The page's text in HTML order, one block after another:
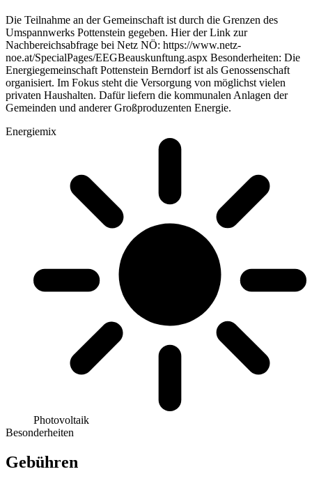
Die Teilnahme an der Gemeinschaft ist durch die Grenzen des
Umspannwerks Pottenstein gegeben. Hier der Link zur
Nachbereichsabfrage bei Netz NÖ: https://www.netz-
noe.at/SpecialPages/EEGBeauskunftung.aspx Besonderheiten: Die
Energiegemeinschaft Pottenstein Berndorf ist als Genossenschaft
organisiert. Im Fokus steht die Versorgung von möglichst vielen
privaten Haushalten. Dafür liefern die kommunalen Anlagen der
Gemeinden und anderer Großproduzenten Energie.
Energiemix
Photovoltaik
Besonderheiten
Gebühren